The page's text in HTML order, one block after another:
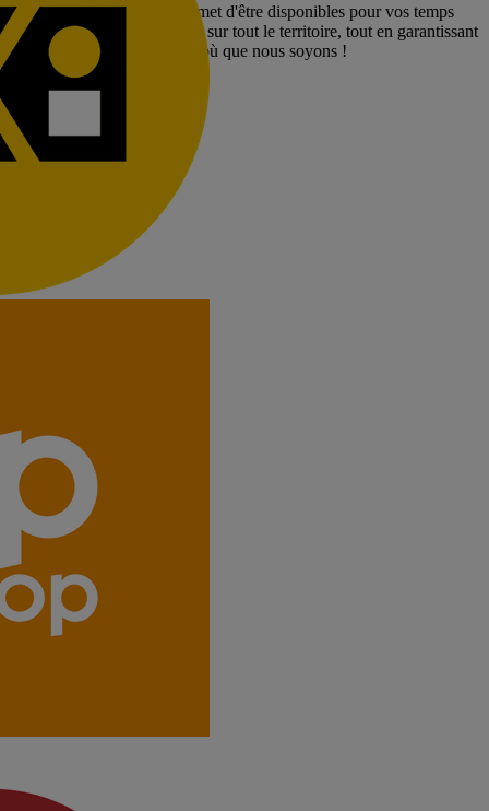
Cette organisation nous permet d'être disponibles pour vos temps
forts, venir à votre rencontre sur tout le territoire, tout en garantissant
une exécution sans friction, où que nous soyons !